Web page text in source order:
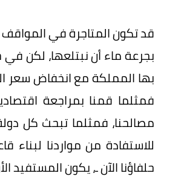
قد تكون المتاجرة في
بجرعة ماء أن نبتلعها، لكن
بها المملكة مع انخفاض سعر
فمثلما قمنا بمراجعة
مصالحنا، فمثلما تبحث كل
للاستفادة من مواردنا لبناء
حلفاؤنا الآن ـ، يكون